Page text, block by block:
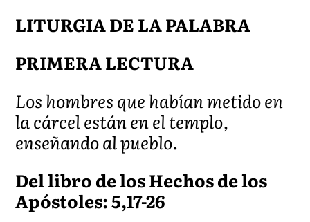
LITURGIA DE LA PALABRA
PRIMERA LECTURA
Los hombres que habían metido en
la cárcel están en el templo,
enseñando al pueblo.
Del libro de los Hechos de los
Apóstoles: 5,17-26